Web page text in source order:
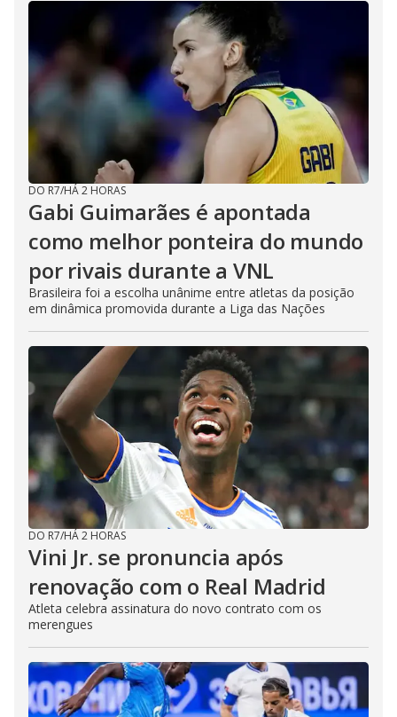
DO R7/HÁ 2 HORAS
Gabi Guimarães é apontada
como melhor ponteira do mundo
por rivais durante a VNL
Brasileira foi a escolha unânime entre atletas da posição
em dinâmica promovida durante a Liga das Nações
DO R7/HÁ 2 HORAS
Vini Jr. se pronuncia após
renovação com o Real Madrid
Atleta celebra assinatura do novo contrato com os
merengues